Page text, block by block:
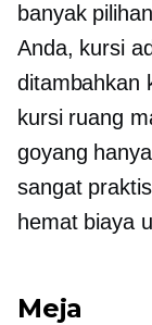
banyak
Anda, kursi
ditambahkan
kursi ruang
goyang
sangat
hemat biaya
Meja